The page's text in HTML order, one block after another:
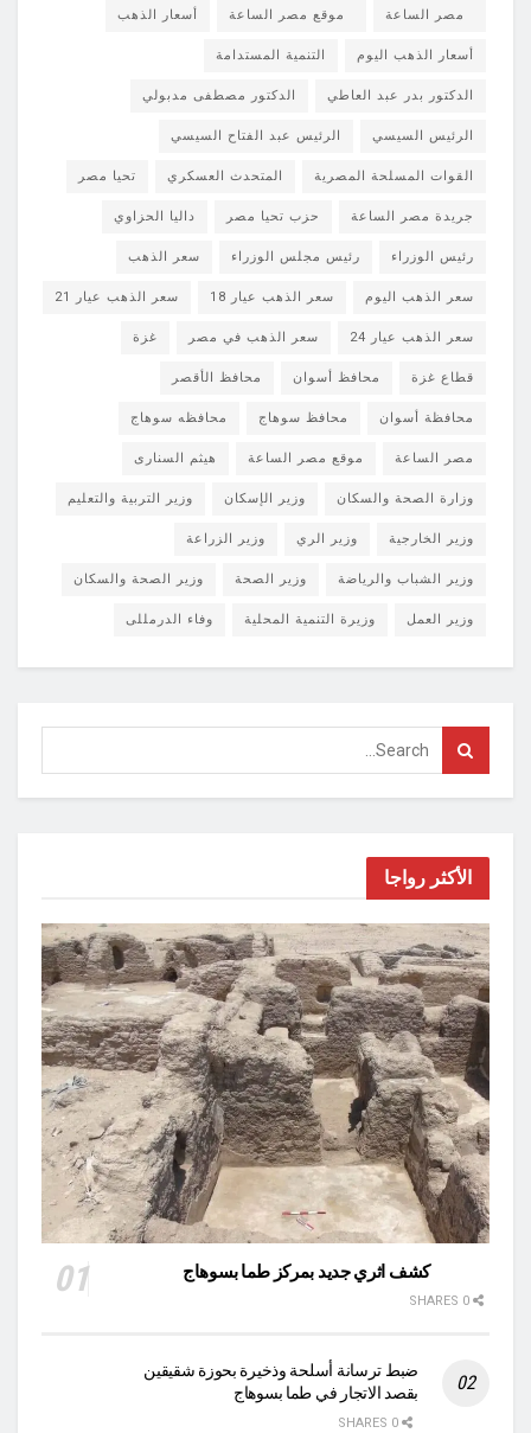
مصر الساعة موقع مصر الساعة أسعار الذهب
أسعار الذهب اليوم التنمية المستدامة
الدكتور بدر عبد العاطي الدكتور مصطفى مدبولي
الرئيس السيسي الرئيس عبد الفتاح السيسي
القوات المسلحة المصرية المتحدث العسكري تحيا مصر
جريدة مصر الساعة حزب تحيا مصر داليا الحزاوي
رئيس الوزراء رئيس مجلس الوزراء سعر الذهب
سعر الذهب اليوم سعر الذهب عيار 18 سعر الذهب عيار 21
سعر الذهب عيار 24 سعر الذهب في مصر غزة
قطاع غزة محافظ أسوان محافظ الأقصر
محافظة أسوان محافظ سوهاج محافظه سوهاج
مصر الساعة موقع مصر الساعة هيثم السنارى
وزارة الصحة والسكان وزير الإسكان وزير التربية والتعليم
وزير الخارجية وزير الري وزير الزراعة
وزير الشباب والرياضة وزير الصحة وزير الصحة والسكان
وزير العمل وزيرة التنمية المحلية وفاء الدرمللى
الأكثر رواجا
كشف اثري جديد بمركز طما بسوهاج
ضبط ترسانة أسلحة وذخيرة بحوزة شقيقين
بقصد الاتجار في طما بسوهاج